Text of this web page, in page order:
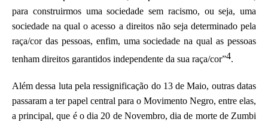
para construirmos uma sociedade sem racismo, ou seja, uma
sociedade na qual o acesso a direitos não seja determinado pela
raça/cor das pessoas, enfim, uma sociedade na qual as pessoas
tenham direitos garantidos independente da sua raça/cor”4.
Além dessa luta pela ressignificação do 13 de Maio, outras datas
passaram a ter papel central para o Movimento Negro, entre elas,
a principal, que é o dia 20 de Novembro, dia de morte de Zumbi